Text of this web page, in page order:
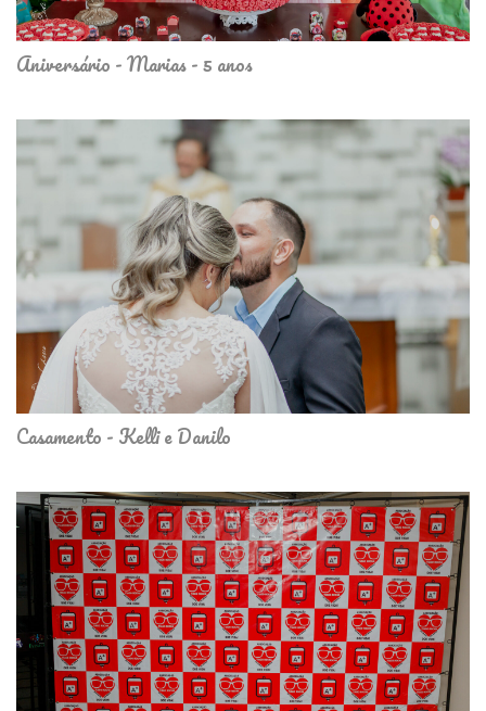
Aniversário - Marias - 5 anos
Casamento - Kelli e Danilo